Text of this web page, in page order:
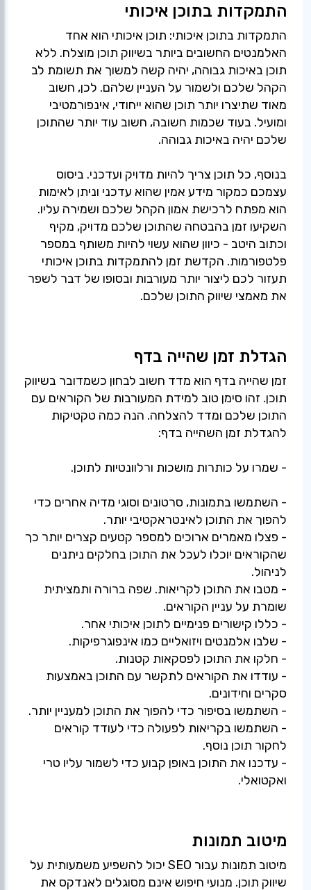
התמקדות בתוכן איכותי
התמקדות בתוכן איכותי: תוכן איכותי הוא אחד
האלמנטים החשובים ביותר בשיווק תוכן מוצלח. ללא
תוכן באיכות גבוהה, יהיה קשה למשוך את תשומת לב
הקהל שלכם ולשמור על העניין שלהם. לכן, חשוב
מאוד שתיצרו יותר תוכן שהוא ייחודי, אינפורמטיבי
ומועיל. בעוד שכמות חשובה, חשוב עוד יותר שהתוכן
בנוסף, כל תוכן צריך להיות מדויק ועדכני. ביסוס
עצמכם כמקור מידע אמין שהוא עדכני וניתן לאימות
הוא מפתח לרכישת אמון הקהל שלכם ושמירה עליו.
השקיעו זמן בהבטחה שהתוכן שלכם מדויק, מקיף
וכתוב היטב - כיוון שהוא עשוי להיות משותף במספר
פלטפורמות. הקדשת זמן להתמקדות בתוכן איכותי
תעזור לכם ליצור יותר מעורבות ובסופו של דבר לשפר
את מאמצי שיווק התוכן שלכם.
הגדלת זמן שהייה בדף
זמן שהייה בדף הוא מדד חשוב לבחון כשמדובר בשיווק
תוכן. זהו סימן טוב למידת המעורבות של הקוראים עם
התוכן שלכם ומדד להצלחה. הנה כמה טקטיקות
- השתמשו בתמונות, סרטונים וסוגי מדיה אחרים כדי
- פצלו מאמרים ארוכים למספר קטעים קצרים יותר כך
שהקוראים יוכלו לעכל את התוכן בחלקים ניתנים
- מטבו את התוכן לקריאות. שפה ברורה ותמציתית
- עודדו את הקוראים לתקשר עם התוכן באמצעות
- השתמשו בקריאות לפעולה כדי לעודד קוראים
- עדכנו את התוכן באופן קבוע כדי לשמור עליו טרי
ואקטואלי.
מיטוב תמונות
מיטוב תמונות עבור SEO יכול להשפיע משמעותית על
שיווק תוכן. מנועי חיפוש אינם מסוגלים לאנדקס את